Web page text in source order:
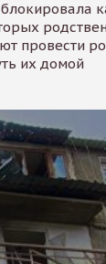
провести
их домой